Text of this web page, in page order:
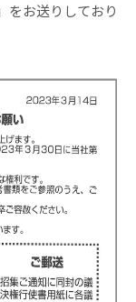
をお送りしており